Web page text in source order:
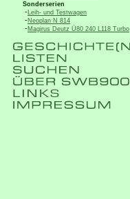
Sonderserien
-Leih- und Testwagen
-Neoplan N 814
-Magirus Deutz Ü80 240 L118 Turbo